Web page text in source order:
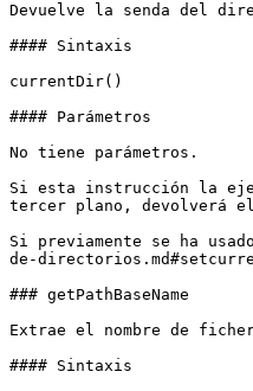
Devuelve la senda del
#### Sintaxis
currentDir()
#### Parámetros
No tiene parámetros.
Si esta instrucción la
tercer plano, devolverá
Si previamente se ha
de-
### getPathBaseName
Extrae el nombre de
#### Sintaxis